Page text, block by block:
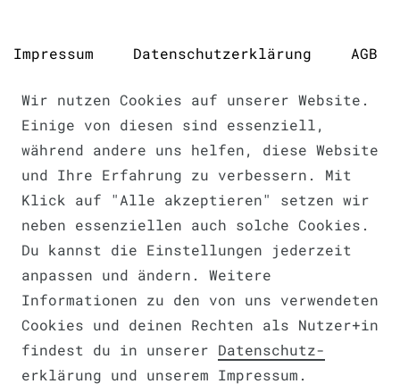
Wir nutzen Cookies auf unserer Website.
Einige von diesen sind essenziell,
während andere uns helfen, diese Website
und Ihre Erfahrung zu verbessern. Mit
Klick auf "Alle akzeptieren" setzen wir
neben essenziellen auch solche Cookies.
Du kannst die Einstellungen jederzeit
anpassen und ändern. Weitere
Informationen zu den von uns verwendeten
Cookies und deinen Rechten als Nutzer+in
findest du in unserer Daten­schutz­
erklärung und unserem Impressum .
Impressum Daten­schutz­erklärung AGB
Barrierefreiheitserklärung
Widerrufs­recht VERTRAG WIDERRUFEN